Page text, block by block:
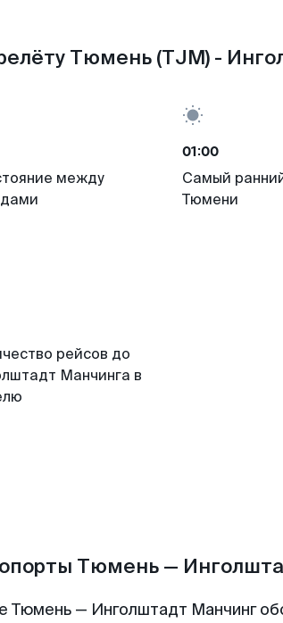
Тюмень (TJM) -
между
01:00
Самый
Тюмени
рейсов до
Манчинга в
Тюмень —
Тюмень — Инголштадт Манчинг